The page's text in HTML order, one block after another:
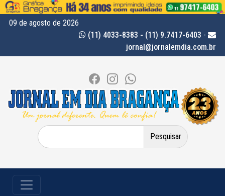
09 de agosto de 2026
(11) 4033-8383 - (11) 9.7417-6403 -
jornal@jornalemdia.com.br
Pesquisar
por: